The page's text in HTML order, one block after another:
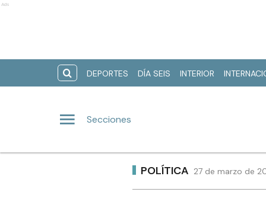
Ads
DEPORTES DÍA SEIS INTERIOR
Secciones
POLÍTICA 27 de marzo de